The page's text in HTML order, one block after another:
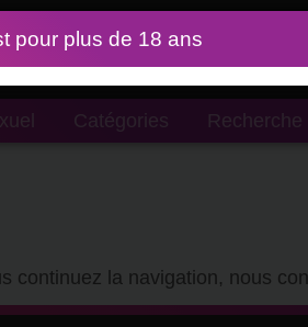
Catégories Recherche
la navigation, nous
pour plus de 18 ans